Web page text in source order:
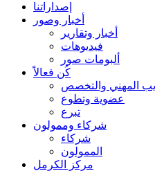
إصداراتنا
أخبار وصور
أخبار وتقارير
فيديوهات
ألبومات صور
كُن فعالاً
المهني والتخصص
عضوية وتطوع
تبرع
شركاء وممولون
شركاء
الممولون
مركز الكرمل